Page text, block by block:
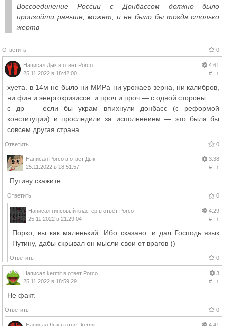
Воссоединение России с Донбассом должно было
произойти раньше, может, и не было бы тогда столько
жертв
Ответить 0
Написал Дык в ответ Porco
25.11.2022 в 18:42:00
4.61
#| ↑
хуета. в 14м не было ни МИРа ни урожаев зерна, ни калибров,
ни фин и энергокризисов. и проч и проч — с одной стороны
с др — если бы украм впихнули донбасс (с реформой
конституции) и проследили за исполнением — это была бы
совсем другая страна
Ответить 0
Написал Porco в ответ Дык
25.11.2022 в 18:51:57
3.38
#| ↑
Путину скажите
Ответить 0
Написал гипсовый кластер в ответ Porco
25.11.2022 в 21:29:04
4.29
#| ↑
Порко, вы как маленький. Ибо сказано: и дал Господь язык
Путину, дабы скрывал он мысли свои от врагов ))
Ответить 0
Написал kermit в ответ Porco
25.11.2022 в 18:59:29
3
#| ↑
Не факт.
Ответить 0